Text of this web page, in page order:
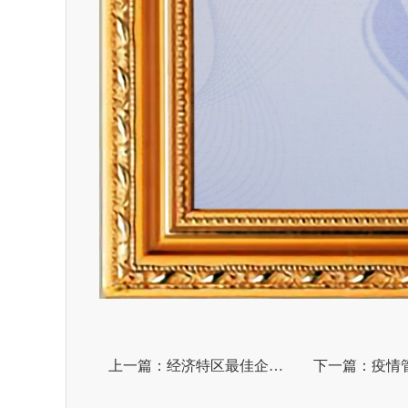
上一篇：经济特区最佳企业奖 下一篇：疫情